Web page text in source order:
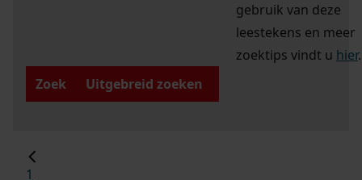
gebruik van deze
leestekens en meer
zoektips vindt u hier.
Zoek
Uitgebreid zoeken
1